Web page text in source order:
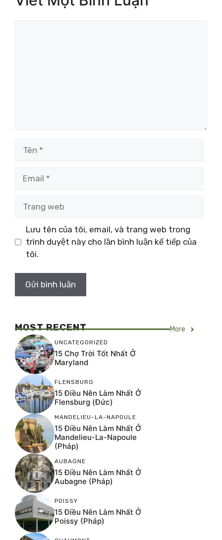
web
Lưu tên của tôi, email, và trang web trong
trình duyệt này cho lần bình luận kế tiếp của
tôi.
MOST RECENT More
UNCATEGORIZED
15 Chợ Trời Tốt Nhất Ở
Maryland
FLENSBURG
15 Điều Nên Làm Nhất Ở
Flensburg (Đức)
MANDELIEU-LA-NAPOULE
15 Điều Nên Làm Nhất Ở
Mandelieu-La-Napoule
(Pháp)
AUBAGNE
15 Điều Nên Làm Nhất Ở
Aubagne (Pháp)
POISSY
15 Điều Nên Làm Nhất Ở
Poissy (Pháp)